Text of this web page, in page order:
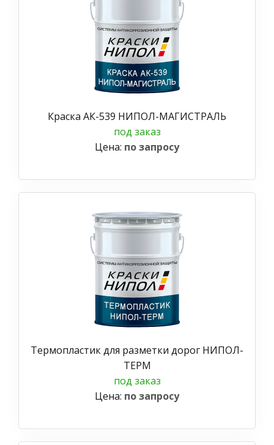
Краска АК-539 НИПОЛ-МАГИСТРАЛЬ
под заказ
Цена: по запросу
Термопластик для разметки дорог НИПОЛ-
ТЕРМ
под заказ
Цена: по запросу